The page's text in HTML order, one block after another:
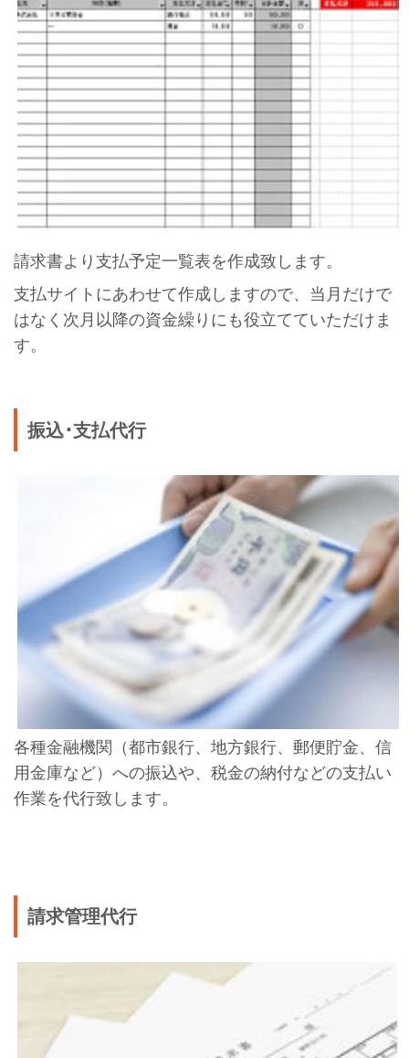
請求書より支払予定一覧表を作成致します。
支払サイトにあわせて作成しますので、当月だけで
はなく次月以降の資金繰りにも役立てていただけま
す。
振込･支払代行
各種金融機関（都市銀行、地方銀行、郵便貯金、信
用金庫など）への振込や、税金の納付などの支払い
作業を代行致します。
請求管理代行